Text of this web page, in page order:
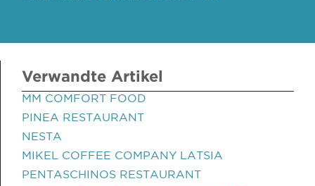
Verwandte Artikel
MM COMFORT FOOD
PINEA RESTAURANT
NESTA
MIKEL COFFEE COMPANY LATSIA
PENTASCHINOS RESTAURANT